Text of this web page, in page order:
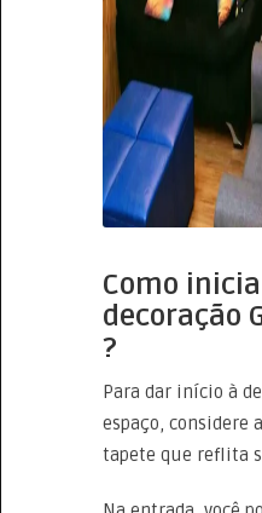
Como
decoração
?
Para dar início à
espaço, considere
tapete que reflita